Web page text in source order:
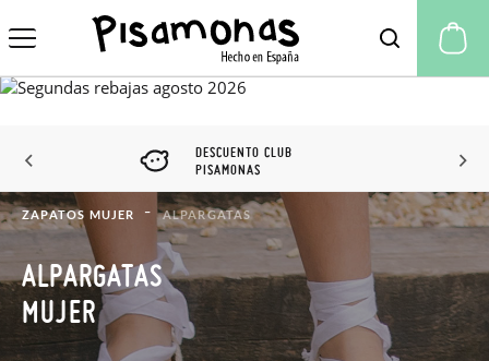
DESCUENTO CLUB
PISAMONAS
ZAPATOS MUJER ALPARGATAS
ALPARGATAS
MUJER